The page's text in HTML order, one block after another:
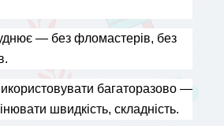
— без фломастерів, без
багаторазово —
швидкість, складність.